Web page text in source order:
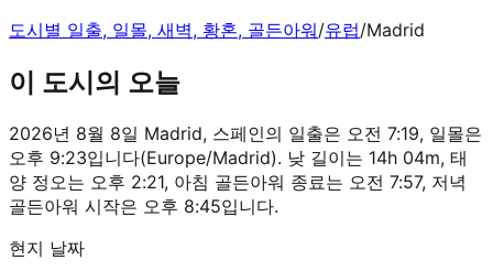
도시별 일출, 일몰, 새벽, 황혼, 골든아워/유럽/Madrid
이 도시의 오늘
2026년 8월 8일 Madrid, 스페인의 일출은 오전 7:19, 일몰은
오후 9:23입니다(Europe/Madrid). 낮 길이는 14h 04m, 태
양 정오는 오후 2:21, 아침 골든아워 종료는 오전 7:57, 저녁
골든아워 시작은 오후 8:45입니다.
현지 날짜